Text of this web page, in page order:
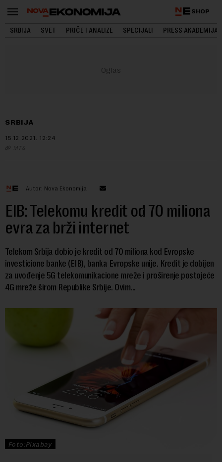
SHOP
SRBIJA SVET PRIČE I ANALIZE SPECIJALI PRESS AKADEMIJA
SRBIJA
15.12.2021. 12:24
MTS
Autor: Nova Ekonomija
EIB: Telekomu kredit od 70 miliona
evra za brži internet
Telekom Srbija dobio je kredit od 70 miliona kod Evropske
investicione banke (EIB), banka Evropske unije. Kredit je dobijen
za uvođenje 5G telekomunikacione mreže i proširenje postojeće
4G mreže širom Republike Srbije. Ovim...
Foto:Pixabay